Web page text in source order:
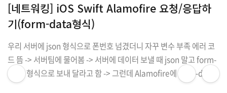
[네트워킹] iOS Swift Alamofire 요청/응답하
기(form-data형식)
우리 서버에 json 형식으로 폰번호 넘겼더니 자꾸 변수 부족 에러 코
드 뜸 -> 서버팀에 물어봄 -> 서버에 데이터 보낼 때 json 말고 form-
data 형식으로 보내 달라고 함 -> 그런데 Alamofire에 form-data
형식으로 업로드할 수 있는 메소드가 있었다!!!! 평소 하던 것처럼(lin